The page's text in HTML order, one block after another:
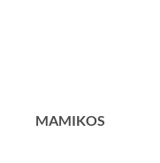
MAMIKOS